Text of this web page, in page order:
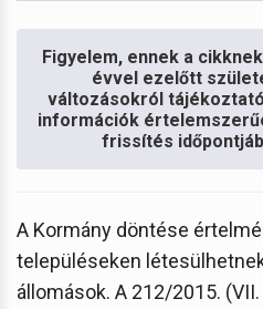
Figyelem, ennek a
évvel ezelőtt
változásokról
információk
frissítés
A Kormány döntése
településeken
állomások. A 212/2015.